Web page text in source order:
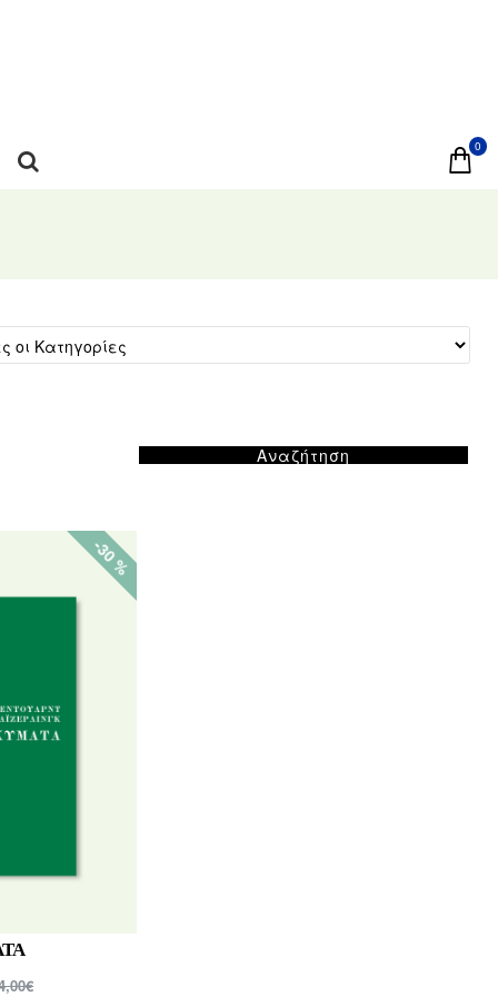
0
Αναζήτηση
-30 %